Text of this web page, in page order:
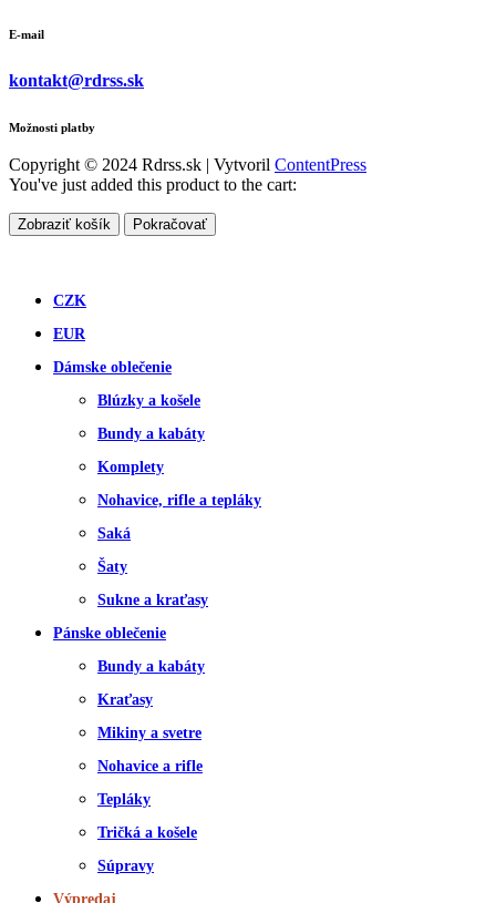
E-mail
kontakt@rdrss.sk
Možnosti platby
Copyright © 2024 Rdrss.sk | Vytvoril ContentPress
You've just added this product to the cart:
Zobraziť košík Pokračovať
CZK
EUR
Dámske oblečenie
Blúzky a košele
Bundy a kabáty
Komplety
Nohavice, rifle a tepláky
Saká
Šaty
Sukne a kraťasy
Pánske oblečenie
Bundy a kabáty
Kraťasy
Mikiny a svetre
Nohavice a rifle
Tepláky
Tričká a košele
Súpravy
Výpredaj